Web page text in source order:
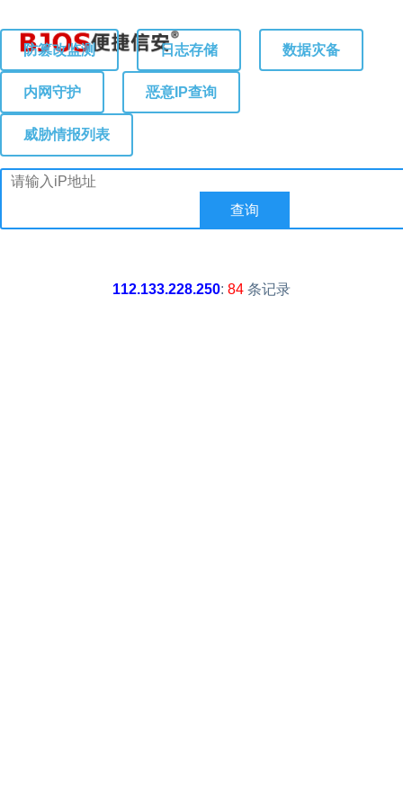
防篡改监测 日志存储 数据灾备
内网守护 恶意IP查询
威胁情报列表
112.133.228.250: 84 条记录